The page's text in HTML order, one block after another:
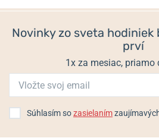
1 108 €
Novinky zo sveta
prví
1x za mesiac, priamo
Súhlasím sozasielaním